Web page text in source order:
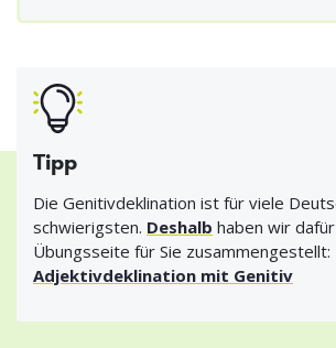
Tipp
Die Genitivdeklination ist für viele
schwierigsten. Deshalb haben wir
Übungsseite für Sie zusammengestellt:
Adjektivdeklination mit Genitiv